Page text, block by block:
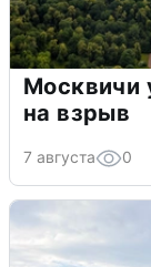
Москвичи
на взрыв
7 августа 0